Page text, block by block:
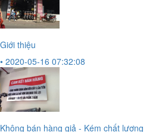
Giới thiệu
• 2020-05-16 07:32:08
Không bán hàng giả - Kém chất lượng